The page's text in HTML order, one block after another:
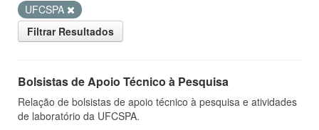
UFCSPA
Filtrar Resultados
Bolsistas de Apoio Técnico à Pesquisa
Relação de bolsistas de apoio técnico à pesquisa e atividades
de laboratório da UFCSPA.